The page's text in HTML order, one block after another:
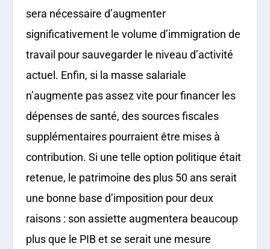
sera nécessaire d’augmenter
significativement le volume d’immigration de
travail pour sauvegarder le niveau d’activité
actuel. Enfin, si la masse salariale
n’augmente pas assez vite pour financer les
dépenses de santé, des sources fiscales
supplémentaires pourraient être mises à
contribution. Si une telle option politique était
retenue, le patrimoine des plus 50 ans serait
une bonne base d’imposition pour deux
raisons : son assiette augmentera beaucoup
plus que le PIB et se serait une mesure